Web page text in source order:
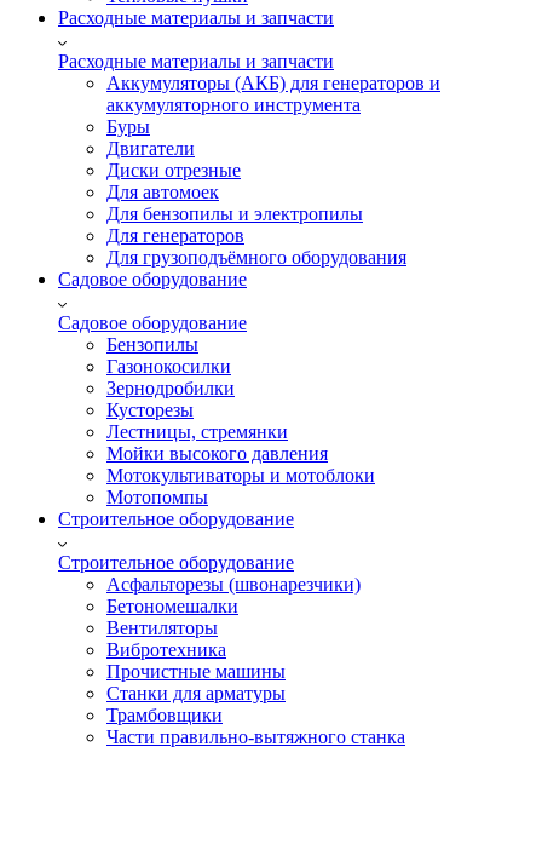
Расходные материалы и запчасти
Расходные материалы и запчасти
Аккумуляторы (АКБ) для генераторов и
аккумуляторного инструмента
Буры
Двигатели
Диски отрезные
Для автомоек
Для бензопилы и электропилы
Для генераторов
Для грузоподъёмного оборудования
Садовое оборудование
Садовое оборудование
Бензопилы
Газонокосилки
Зернодробилки
Кусторезы
Лестницы, стремянки
Мойки высокого давления
Мотокультиваторы и мотоблоки
Мотопомпы
Строительное оборудование
Строительное оборудование
Асфальторезы (швонарезчики)
Бетономешалки
Вентиляторы
Вибротехника
Прочистные машины
Станки для арматуры
Трамбовщики
Части правильно-вытяжного станка